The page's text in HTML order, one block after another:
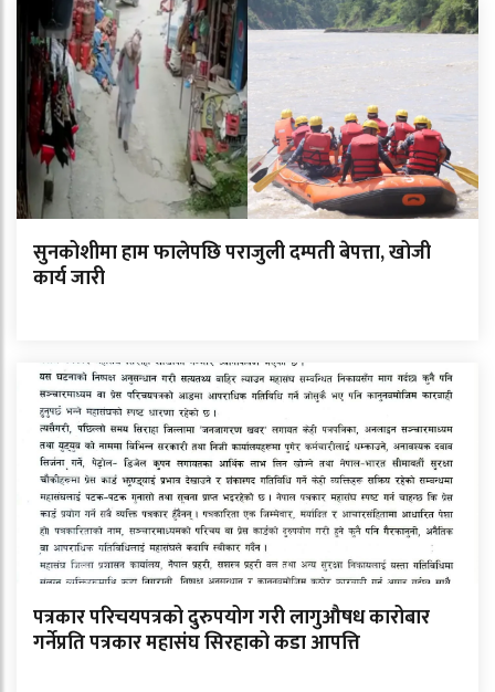
सुनकोशीमा हाम फालेपछि पराजुली दम्पती बेपत्ता, खोजी
कार्य जारी
पत्रकार परिचयपत्रको दुरुपयोग गरी लागुऔषध कारोबार
गर्नेप्रति पत्रकार महासंघ सिरहाको कडा आपत्ति